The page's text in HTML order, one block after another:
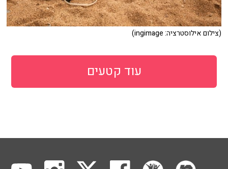
(צילום אילוסטרציה: ingimage)
עוד קטעים